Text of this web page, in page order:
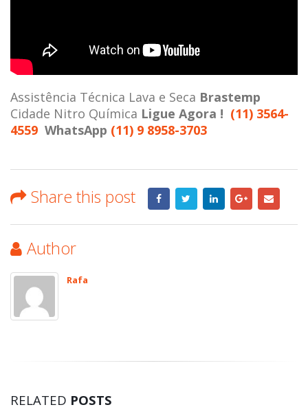
Assistência Técnica Lava e Seca Brastemp
Cidade Nitro Química Ligue Agora ! (11) 3564-
4559 WhatsApp (11) 9 8958-3703
Share this post
Author
Rafa
RELATED POSTS